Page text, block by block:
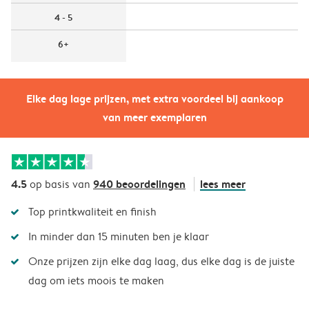
Elke dag lage prijzen, met extra voordeel bij aankoop
van meer exemplaren
4 - 5
6+
4.5op basis van 940 beoordelingen lees meer
Top printkwaliteit en finish
In minder dan 15 minuten ben je klaar
Onze prijzen zijn elke dag laag, dus elke dag is de juiste
dag om iets moois te maken